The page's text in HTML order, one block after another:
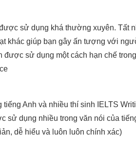
sử dụng khá thường xuyên. Tất
khác giúp bạn gây ấn tượng với
được sử dụng một cách hạn chế
Anh và nhiều thí sinh IELTS
sử dụng nhiều trong văn nói của
dễ hiểu và luôn luôn chính xác)